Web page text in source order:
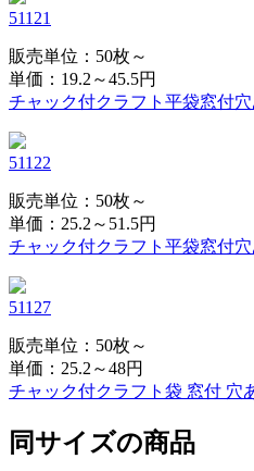
51121
販売単位：50枚～
単価： 19.2～45.5円
チャック付クラフト平袋窓付穴
51122
販売単位：50枚～
単価： 25.2～51.5円
チャック付クラフト平袋窓付穴
51127
販売単位：50枚～
単価： 25.2～48円
チャック付クラフト袋 窓付 穴
同サイズの商品